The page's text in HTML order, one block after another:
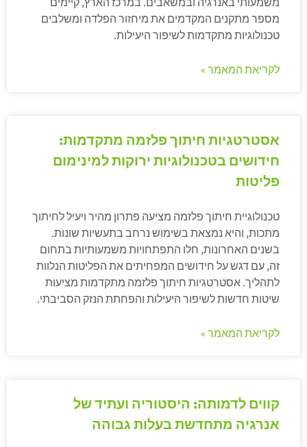
מספר מתקנים המקדמים את מיחזור הפלדה ומשלבים
טכנולוגיות מתקדמות לשיפור היעילות.
לקריאת המאמר »
אסטרטגיות חיתוך פלזמה מתקדמות:
חידושים בטכנולוגיות ירוקות למינימום
פליטות
טכנולוגיית חיתוך פלזמה מציעה פתרון מהיר ויעיל לחיתוך
מתכות, והיא נמצאת בשימוש נרחב בתעשיות שונות.
בשנים האחרונות, חלו התפתחויות משמעותיות בתחום
זה, עם דגש על חידושים המפחיתים את הפליטות הנלוות
לתהליך. אסטרטגיות חיתוך פלזמה מתקדמות מציעות
שיטות חדשות לשיפור היעילות והפחתת הנזק הסביבתי.
לקריאת המאמר »
קווים לדמותה: היסטוריה ועתיד של
אנרגיה מתחדשת בעלות גבוהה